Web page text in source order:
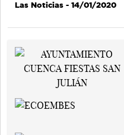
Las Noticias - 14/01/2020